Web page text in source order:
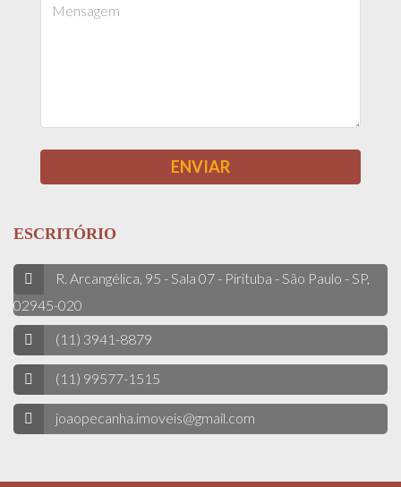
ESCRITÓRIO
R. Arcangélica, 95 - Sala 07 - Pirituba - São Paulo - SP,
02945-020
(11) 3941-8879
(11) 99577-1515
joaopecanha.imoveis@gmail.com